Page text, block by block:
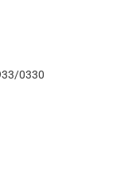
0330